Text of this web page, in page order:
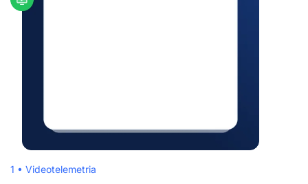
1 • Videotelemetria